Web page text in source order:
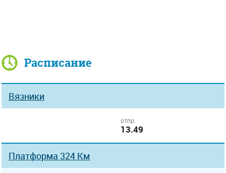
Расписание
Вязники
отпр.
13.49
Платформа 324 Км